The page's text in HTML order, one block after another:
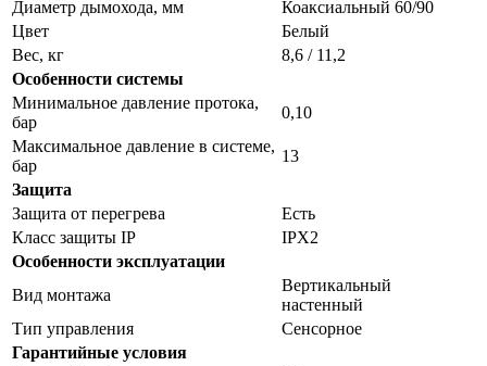
Диаметр дымохода, мм
Коаксиальный 60/90
Цвет
Белый
Вес, кг
8,6 / 11,2
Особенности системы
Минимальное давление протока,
бар
0,10
Максимальное давление в системе,
бар
13
Защита
Защита от перегрева
Есть
Класс защиты IP
IPX2
Особенности эксплуатации
Вид монтажа
Вертикальный
настенный
Тип управления
Сенсорное
Гарантийные условия